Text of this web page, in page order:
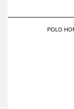
POLO